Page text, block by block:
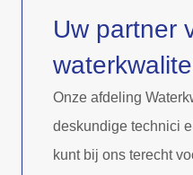
Uw partner
Onze afdeling
deskundige technici
kunt bij ons terecht